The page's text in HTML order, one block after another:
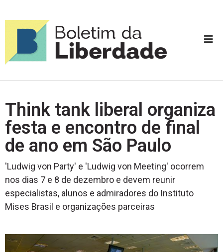
Think tank liberal organiza
festa e encontro de final
de ano em São Paulo
'Ludwig von Party' e 'Ludwig von Meeting' ocorrem
nos dias 7 e 8 de dezembro e devem reunir
especialistas, alunos e admiradores do Instituto
Mises Brasil e organizações parceiras